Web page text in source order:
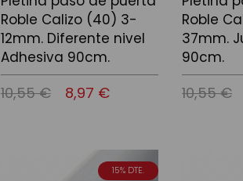
Roble Calizo (40) 3-
12mm. Diferente nivel
Adhesiva 90cm.
10,55 € 8,97 €
Roble
37mm.
90cm.
10,55 €
Afegir a la
15% DTE.